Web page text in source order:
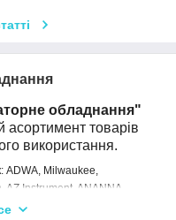
обладнання"
товарів
використання.
ADWA, Milwaukee,
Instrument, ANANNA,